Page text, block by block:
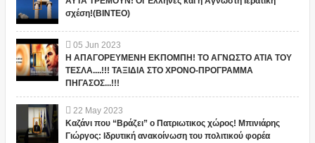
σχέση!(ΒΙΝΤΕΟ)
05 Jun 2023
Η ΑΠΑΓΟΡΕΥΜΕΝΗ ΕΚΠΟΜΠΗ! ΤΟ ΑΓΝΩΣΤΟ ΑΤΙΑ ΤΟΥ
ΤΕΣΛΑ....!!! ΤΑΞΙΔΙΑ ΣΤΟ ΧΡΟΝΟ-ΠΡΟΓΡΑΜΜΑ
ΠΗΓΑΣΟΣ...!!!
22 May 2023
Καζάνι που “Βράζει” ο Πατριωτικος χώρος! Μπινιάρης
Γιώργος: Ιδρυτική ανακοίνωση του πολιτικού φορέα